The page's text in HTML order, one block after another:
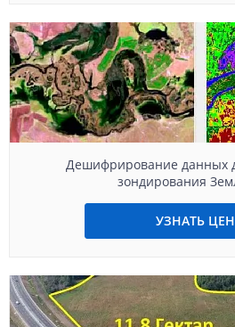
Дешифрирование данных
зондирования
УЗНАТЬ